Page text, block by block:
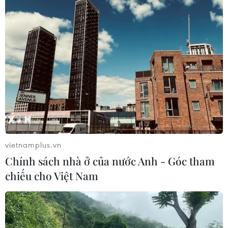
Phát động Cuộc thi Sáng tạo Video
2026 cho công dân Pháp ngữ
06/08/2026 02:29
Đà Nẵng lần đầu đăng cai chung kết
Hoa hậu Di sản toàn cầu 2026
05/08/2026 11:01
Đà Nẵng chi gần 38 tỷ đồng trang trí
Tết Đinh Mùi 2027
05/08/2026 10:58
vietnamplus.vn
Chính sách nhà ở của nước Anh - Góc tham
chiếu cho Việt Nam